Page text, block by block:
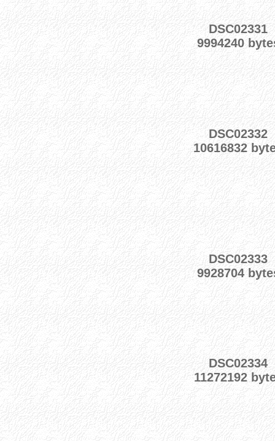
DSC02331
9994240
DSC02332
10616832
DSC02333
9928704
DSC02334
11272192